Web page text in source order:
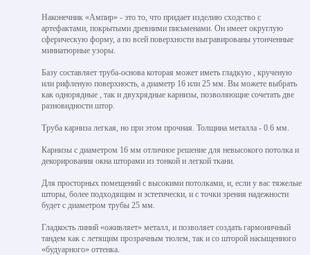
Наконечник «Ампир» - это то, что придает изделию сходство с
артефактами, покрытыми древними письменами. Он имеет округлую
сферическую форму, а по всей поверхности выгравированы утонченные
миниатюрные узоры.
Базу составляет труба-основа которая может иметь гладкую , крученую
или рифленую поверхность, а диаметр 16 или 25 мм. Вы можете выбрать
как однорядные , так и двухрядные карнизы, позволяющие сочетать две
разновидности штор.
Труба карниза легкая, но при этом прочная. Толщина металла - 0.6 мм.
Карнизы с диаметром 16 мм отличное решение для невысокого потолка и
декорирования окна шторами из тонкой и легкой ткани.
Для просторных помещений с высокими потолками, и, если у вас тяжелые
шторы, более подходящим и эстетически, и с точки зрения надежности
будет с диаметром трубы 25 мм.
Гладкость линий «оживляет» металл, и позволяет создать гармоничный
тандем как с летящим прозрачным тюлем, так и со шторой насыщенного
«будуарного» оттенка.